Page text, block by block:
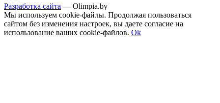
Разработка сайта — Olimpia.by
Мы используем cookie-файлы. Продолжая пользоваться
сайтом без изменения настроек, вы даете согласие на
использование ваших cookie-файлов. Ok